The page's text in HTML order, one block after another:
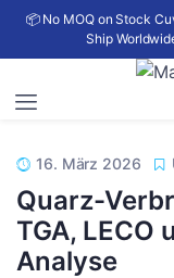
📦 No MOQ on Stock
Ship
16. März 2026
Quarz-
TGA,
Analyse